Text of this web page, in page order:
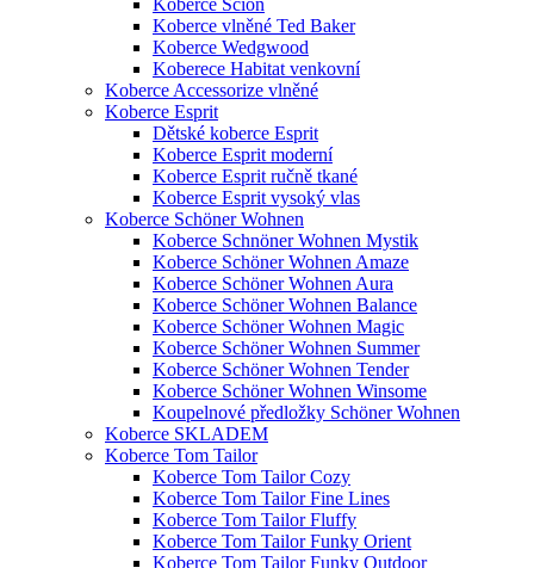
Koberce vlněné Ted Baker
Koberce Wedgwood
Koberece Habitat venkovní
Koberce Accessorize vlněné
Koberce Esprit
Dětské koberce Esprit
Koberce Esprit moderní
Koberce Esprit ručně tkané
Koberce Esprit vysoký vlas
Koberce Schöner Wohnen
Koberce Schnöner Wohnen Mystik
Koberce Schöner Wohnen Amaze
Koberce Schöner Wohnen Aura
Koberce Schöner Wohnen Balance
Koberce Schöner Wohnen Magic
Koberce Schöner Wohnen Summer
Koberce Schöner Wohnen Tender
Koberce Schöner Wohnen Winsome
Koupelnové předložky Schöner Wohnen
Koberce SKLADEM
Koberce Tom Tailor
Koberce Tom Tailor Cozy
Koberce Tom Tailor Fine Lines
Koberce Tom Tailor Fluffy
Koberce Tom Tailor Funky Orient
Koberce Tom Tailor Funky Outdoor